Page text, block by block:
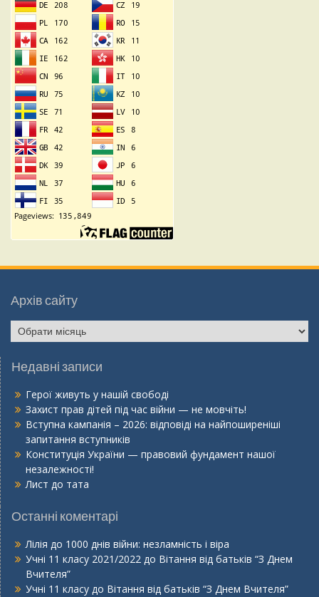
Архів сайту
Архів
сайту
Недавні записи
Герої живуть у нашій свободі
Захист прав дітей під час війни — не мовчіть!
Вступна кампанія – 2026: відповіді на найпоширеніші
запитання вступників
Конституція України — правовий фундамент нашої
незалежності!
Лист до тата
Останні коментарі
Лілія до 1000 днів війни: незламність і віра
Учні 11 класу 2021/2022 до Вітання від батьків “З Днем
Вчителя”
Учні 11 класу до Вітання від батьків “З Днем Вчителя”